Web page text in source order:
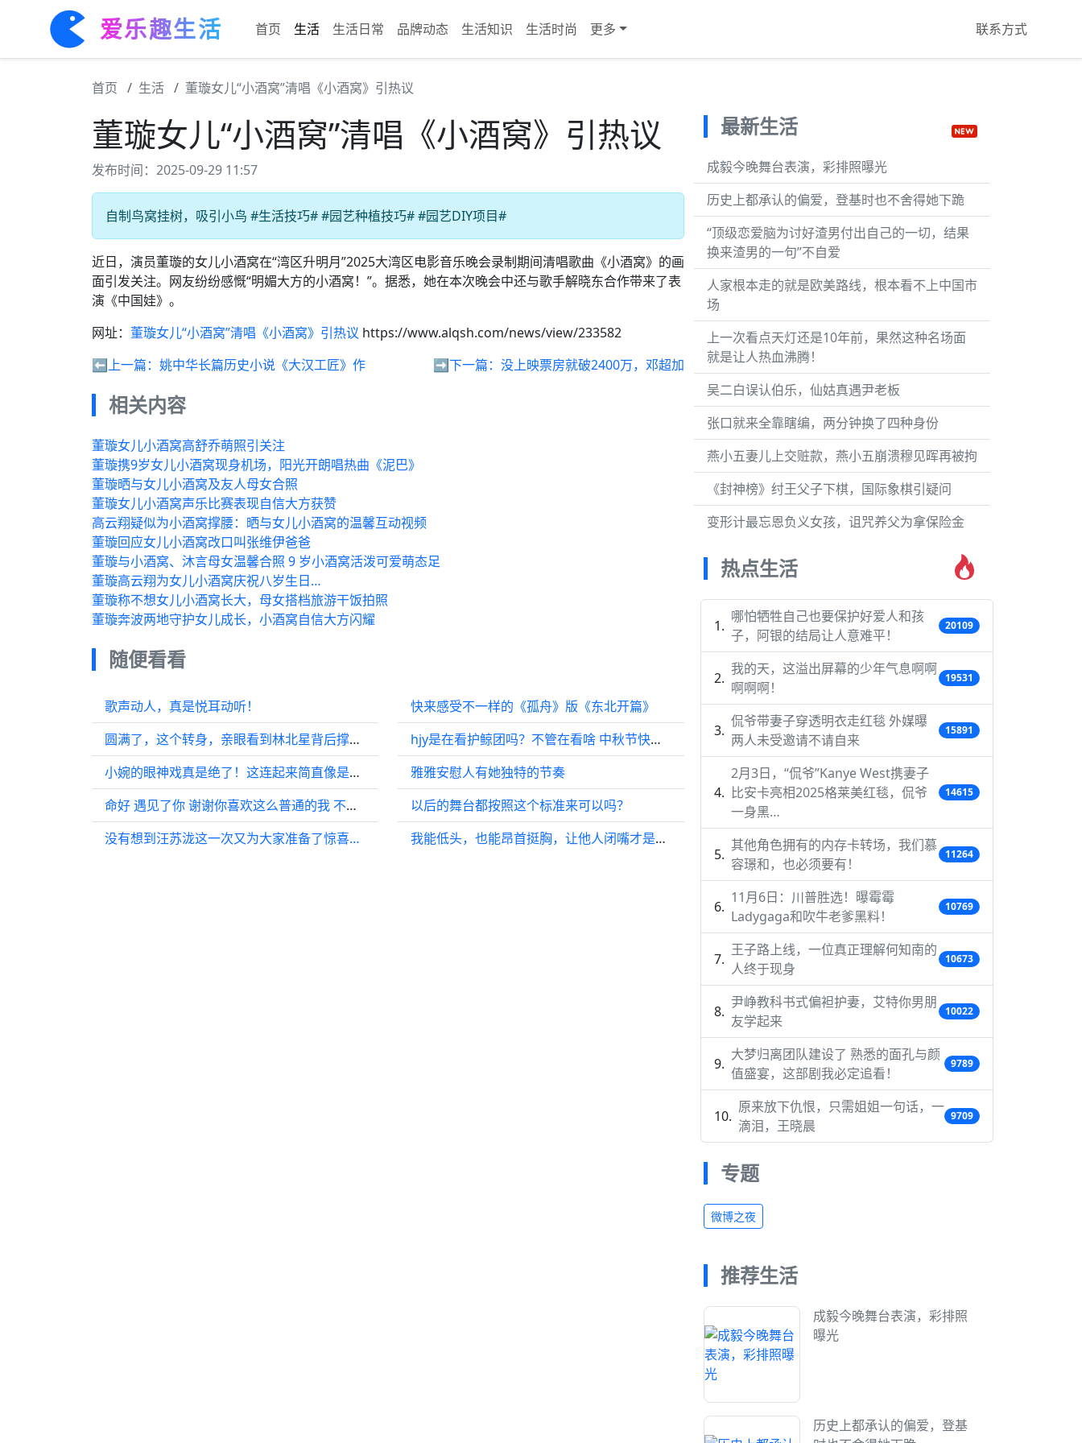
爱乐趣生活 首页 生活 生活日常 品牌动态 生活知识 生活时尚 更多 联系方式
首页 生活 董璇女儿“小酒窝”清唱《小酒窝》引热议
董璇女儿“小酒窝”清唱《小酒窝》引热议
发布时间：2025-09-29 11:57
自制鸟窝挂树，吸引小鸟 #生活技巧# #园艺种植技巧# #园艺DIY项目#
近日，演员董璇的女儿小酒窝在“湾区升明月”2025大湾区电影音乐晚会录制期间清唱歌曲《小酒窝》的画
面引发关注。网友纷纷感慨“明媚大方的小酒窝！”。据悉，她在本次晚会中还与歌手解晓东合作带来了表
演《中国娃》。
网址： 董璇女儿“小酒窝”清唱《小酒窝》引热议 https://www.alqsh.com/news/view/233582
⬅️上一篇： 姚中华长篇历史小说《大汉工匠》作 ➡️下一篇： 没上映票房就破2400万，邓超加
相关内容
董璇女儿小酒窝高舒乔萌照引关注
董璇携9岁女儿小酒窝现身机场，阳光开朗唱热曲《泥巴》
董璇晒与女儿小酒窝及友人母女合照
董璇女儿小酒窝声乐比赛表现自信大方获赞
高云翔疑似为小酒窝撑腰：晒与女儿小酒窝的温馨互动视频
董璇回应女儿小酒窝改口叫张维伊爸爸
董璇与小酒窝、沐言母女温馨合照 9 岁小酒窝活泼可爱萌态足
董璇高云翔为女儿小酒窝庆祝八岁生日…
董璇称不想女儿小酒窝长大，母女搭档旅游干饭拍照
董璇奔波两地守护女儿成长，小酒窝自信大方闪耀
随便看看
歌声动人，真是悦耳动听！
圆满了，这个转身，亲眼看到林北星背后撑伞的是张万森，这个惊喜足够震撼
小婉的眼神戏真是绝了！这连起来简直像是一部大片！年度喜剧大赛总决赛
命好 遇见了你 谢谢你喜欢这么普通的我 不要慌太阳下山还有月光
没有想到汪苏泷这一次又为大家准备了惊喜…
快来感受不一样的《孤舟》版《东北开篇》
hjy是在看护鲸团吗？不管在看啥 中秋节快乐 与你云团圆
雅雅安慰人有她独特的节奏
以后的舞台都按照这个标准来可以吗？
我能低头，也能昂首挺胸，让他人闭嘴才是我的能力
最新生活
成毅今晚舞台表演，彩排照曝光
历史上都承认的偏爱，登基时也不舍得她下跪
“顶级恋爱脑为讨好渣男付出自己的一切，结果
换来渣男的一句”不自爱
人家根本走的就是欧美路线，根本看不上中国市
场
上一次看点天灯还是10年前，果然这种名场面
就是让人热血沸腾！
吴二白误认伯乐，仙姑真遇尹老板
张口就来全靠瞎编，两分钟换了四种身份
燕小五妻儿上交赃款，燕小五崩溃穆见晖再被拘
《封神榜》纣王父子下棋，国际象棋引疑问
变形计最忘恩负义女孩，诅咒养父为拿保险金
热点生活
哪怕牺牲自己也要保护好爱人和孩
子，阿银的结局让人意难平！
20109
我的天，这溢出屏幕的少年气息啊啊
啊啊啊！
19531
侃爷带妻子穿透明衣走红毯 外媒曝
两人未受邀请不请自来
15891
2月3日，“侃爷”Kanye West携妻子
比安卡亮相2025格莱美红毯，侃爷
一身黑…
14615
其他角色拥有的内存卡转场，我们慕
容璟和，也必须要有！
11264
11月6日：川普胜选！曝霉霉
Ladygaga和吹牛老爹黑料！
10769
王子路上线，一位真正理解何知南的
人终于现身
10673
尹峥教科书式偏袒护妻，艾特你男朋
友学起来
10022
大梦归离团队建设了 熟悉的面孔与颜
值盛宴，这部剧我必定追看！
9789
原来放下仇恨，只需姐姐一句话，一
滴泪，王晓晨
9709
专题
微博之夜
推荐生活
成毅今晚舞台表演，彩排照
曝光
历史上都承认的偏爱，登基